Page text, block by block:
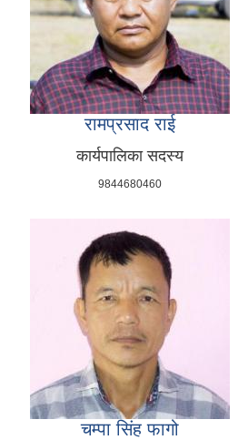
रामप्रसाद राई
कार्यपालिका सदस्य
9844680460
चम्पा सिंह फागो